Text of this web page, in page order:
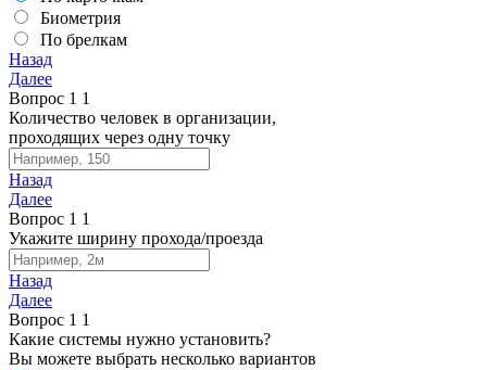
Биометрия
По брелкам
Назад
Далее
Вопрос 1 1
Количество человек в организации,
проходящих через одну точку
Назад
Далее
Вопрос 1 1
Укажите ширину прохода/проезда
Назад
Далее
Вопрос 1 1
Какие системы нужно установить?
Вы можете выбрать несколько вариантов